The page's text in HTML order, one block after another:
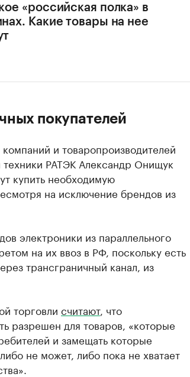
«российская полка» в
Какие товары на нее
покупателей
и товаропроизводителей
РАТЭК Александр Онищук
купить необходимую
на исключение брендов из
электроники из параллельного
на их ввоз в РФ, поскольку есть
трансграничный канал, из
торговли считают, что
разрешен для товаров, «которые
и замещать которые
не может, либо пока не хватает